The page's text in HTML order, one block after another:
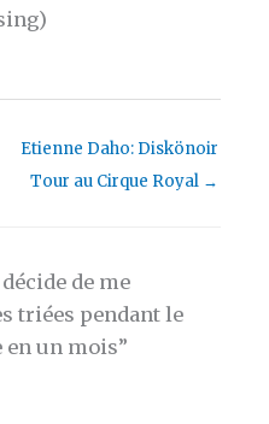
Etienne Daho: Diskönoir
Tour au Cirque Royal →
de me
triées pendant le
un mois”